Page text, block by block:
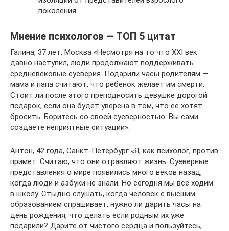
поколения.
Мнение психологов — ТОП 5 цитат
Галина, 37 лет, Москва «Несмотря на то что XXI век
давно наступил, люди продолжают поддерживать
средневековые суеверия. Подарили часы родителям —
мама и папа считают, что ребенок желает им смерти.
Стоит ли после этого преподносить девушке дорогой
подарок, если она будет уверена в том, что ее хотят
бросить. Боритесь со своей суеверностью. Вы сами
создаете неприятные ситуации».
Антон, 42 года, Санкт-Петербург «Я, как психолог, против
примет. Считаю, что они отравляют жизнь. Суеверные
представления о мире появились много веков назад,
когда люди и азбуки не знали. Но сегодня мы все ходим
в школу. Стыдно слушать, когда человек с высшим
образованием спрашивает, нужно ли дарить часы на
день рождения, что делать если родным их уже
подарили? Дарите от чистого сердца и пользуйтесь,